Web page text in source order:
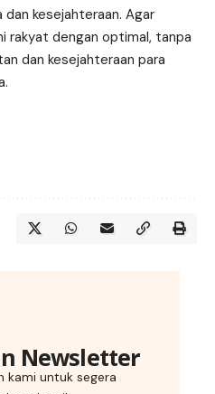
dan kesejahteraan. Agar
rakyat dengan optimal, tanpa
dan kesejahteraan para
Newsletter
kami untuk segera